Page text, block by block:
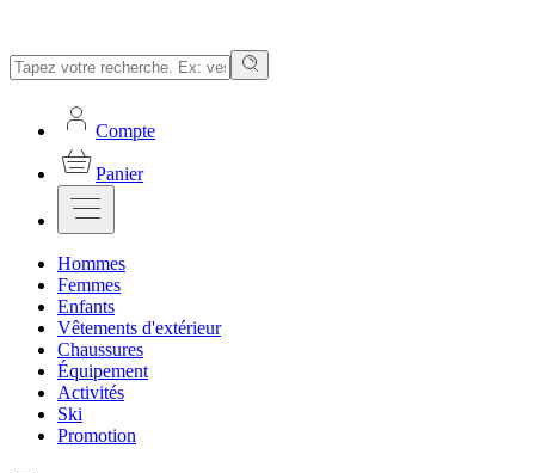
Compte
Panier
Hommes
Femmes
Enfants
Vêtements d'extérieur
Chaussures
Équipement
Activités
Ski
Promotion